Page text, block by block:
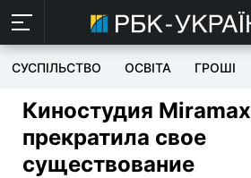
СУСПІЛЬСТВО ОСВІТА ГРОШІ
Киностудия Miramax
прекратила свое
существование